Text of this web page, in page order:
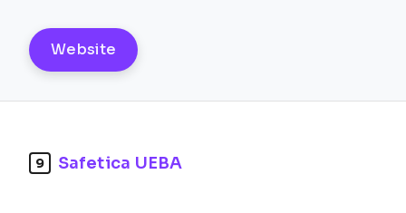
Website
9 Safetica UEBA